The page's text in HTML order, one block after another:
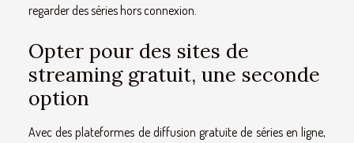
regarder des séries hors connexion.
Opter pour des sites de
streaming gratuit, une seconde
option
Avec des plateformes de diffusion gratuite de séries en ligne,